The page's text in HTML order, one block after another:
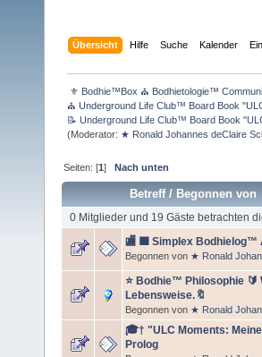
Übersicht Hilfe Suche Kalender
⚜ Bodhie™Box ⛪ Bodhietologie™
⛪ Underground Life Club™ Board Book
📝 Underground Life Club™ Board Book
(Moderator: ★ Ronald Johannes deClaire
Seiten: [1]Nach unten
Betreff/Begonnen von
0 Mitglieder und 19 Gäste betrachten
🏬 🟦 Simplex Bodhielog™
Begonnen von ★ Ronald
⭐️ Bodhie™ Philosophie
Lebensweise.🔖
Begonnen von ★ Ronald
🎓† "ULC Moments:
Prolog